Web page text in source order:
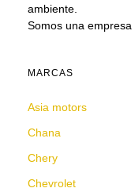
ambiente.
Somos una
MARCAS
Asia motors
Chana
Chery
Chevrolet